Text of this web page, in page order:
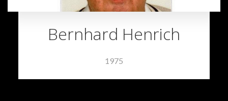
Bernhard Henrich
1975